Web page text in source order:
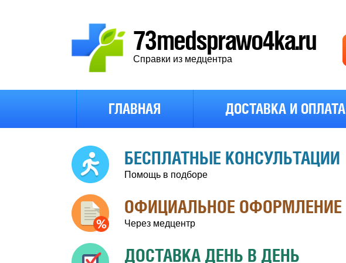
73medsprawo4ka.ru
Справки из медцентра
ГЛАВНАЯ ДОСТАВКА И ОПЛАТА
БЕСПЛАТНЫЕ КОНСУЛЬТАЦИИ
Помощь в подборе
ОФИЦИАЛЬНОЕ ОФОРМЛЕНИЕ
Через медцентр
ДОСТАВКА ДЕНЬ В ДЕНЬ